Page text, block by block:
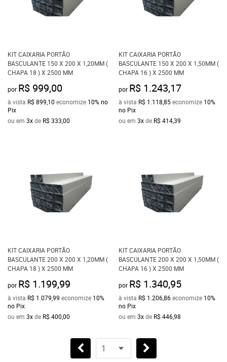
KIT CAIXARIA PORTÃO
BASCULANTE 150 X 200 X 1,20MM (
CHAPA 18 ) X 2500 MM
por R$ 999,00
à vista R$ 899,10 economize 10%no
Pix
ou em 3xde R$ 333,00
KIT CAIXARIA PORTÃO
BASCULANTE 150 X 200 X 1,50MM (
CHAPA 16 ) X 2500 MM
por R$ 1.243,17
à vista R$ 1.118,85economize 10%
no Pix
ou em 3xde R$ 414,39
KIT CAIXARIA PORTÃO
BASCULANTE 200 X 200 X 1,20MM (
CHAPA 18 ) X 2500 MM
por R$ 1.199,99
à vista R$ 1.079,99 economize 10%
no Pix
ou em 3xde R$ 400,00
KIT CAIXARIA PORTÃO
BASCULANTE 200 X 200 X 1,50MM (
CHAPA 16 ) X 2500 MM
por R$ 1.340,95
à vista R$ 1.206,86economize 10%
no Pix
ou em 3xde R$ 446,98